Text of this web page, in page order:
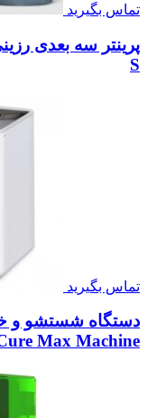
تماس بگیرید
S
تماس بگیرید
Max Machine